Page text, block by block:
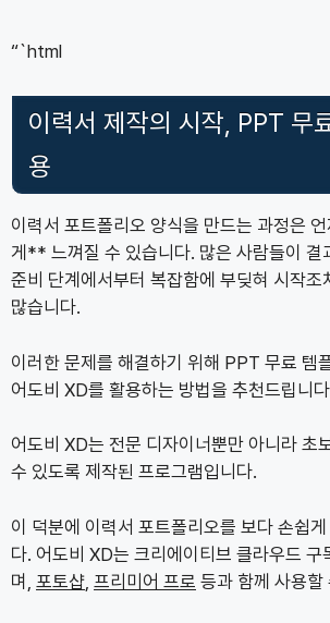
“`html
이력서 제작의 시작, PPT 무
용
이력서 포트폴리오 양식을 만드는 과정은
게** 느껴질 수 있습니다. 많은 사람들이 결
준비 단계에서부터 복잡함에 부딪혀 시작조
많습니다.
이러한 문제를 해결하기 위해 PPT 무료 템
어도비 XD를 활용하는 방법을 추천드립니
어도비 XD는 전문 디자이너뿐만 아니라 초
수 있도록 제작된 프로그램입니다.
이 덕분에 이력서 포트폴리오를 보다 손쉽
다. 어도비 XD는 크리에이티브 클라우드 구
며, 포토샵 프리미어 프로 등과 함께 사용할